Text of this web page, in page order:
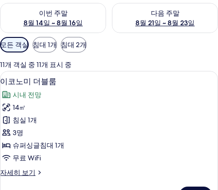
이번 주말
8월 14일 ~ 8월 16일
이번 주말 예약 가능 여부 확인, 8월 14일 ~ 8월 16일
다음 주말
8월 21일 ~ 8월 23일
다음 주말 예약 가능 여부 확인
객
실
에
사
용
가
능
한
필
터
모든 객실 침대 1개 침대 2개
11개 객실 중 11개 표시 중
이
코
노
미
더
블
룸
진
6
이코노미 더블룸
시내 전망
14㎡
침실 1개
3명
슈퍼싱글침대 1개
무료 WiFi
자세히 보기
이